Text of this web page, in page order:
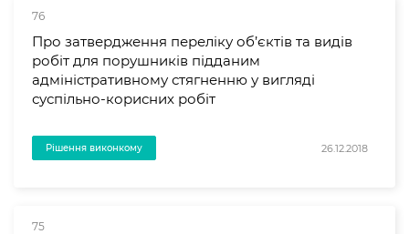
76
Про затвердження переліку об’єктів та видів
робіт для порушників підданим
адміністративному стягненню у вигляді
суспільно-корисних робіт
Рішення виконкому 26.12.2018
75